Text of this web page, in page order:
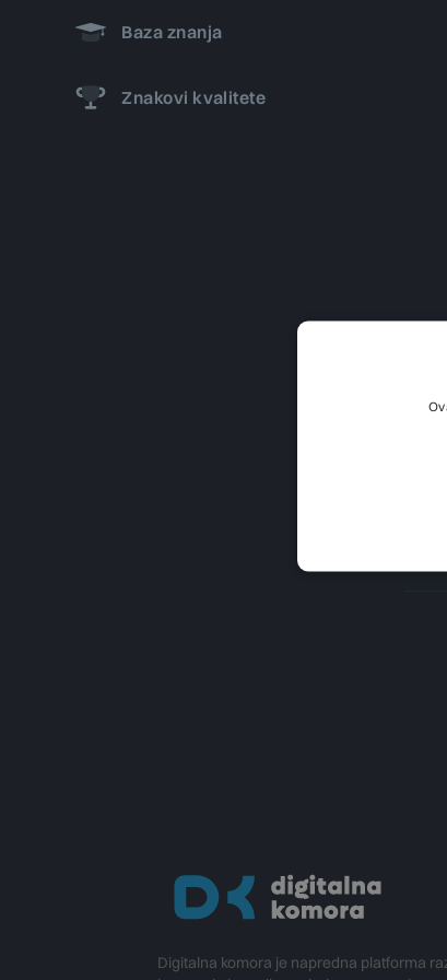
Baza znanja
Znakovi kvalitete
Digitalna komora je napredna platforma